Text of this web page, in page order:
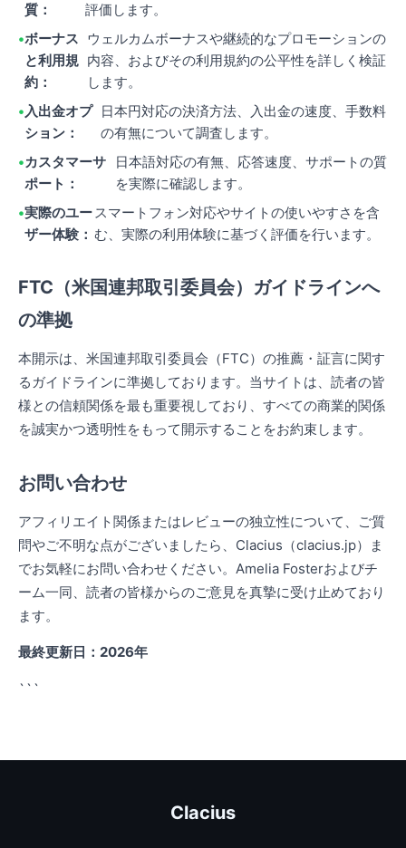
質：
評価します。
ボーナス
と利用規
約：
ウェルカムボーナスや継続的なプロモーションの
内容、およびその利用規約の公平性を詳しく検証
します。
入出金オプ
ション：
日本円対応の決済方法、入出金の速度、手数料
の有無について調査します。
カスタマーサ
ポート：
日本語対応の有無、応答速度、サポートの質
を実際に確認します。
実際のユー
ザー体験：
スマートフォン対応やサイトの使いやすさを含
む、実際の利用体験に基づく評価を行います。
FTC（米国連邦取引委員会）ガイドラインへ
の準拠
本開示は、米国連邦取引委員会（FTC）の推薦・証言に関す
るガイドラインに準拠しております。当サイトは、読者の皆
様との信頼関係を最も重要視しており、すべての商業的関係
を誠実かつ透明性をもって開示することをお約束します。
お問い合わせ
アフィリエイト関係またはレビューの独立性について、ご質
問やご不明な点がございましたら、Clacius（clacius.jp）ま
でお気軽にお問い合わせください。Amelia Fosterおよびチ
ーム一同、読者の皆様からのご意見を真摯に受け止めており
ます。
最終更新日：2026年
```
Clacius